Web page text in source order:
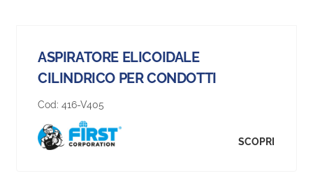
ASPIRATORE ELICOIDALE
CILINDRICO PER CONDOTTI
Cod: 416-V405
SCOPRI